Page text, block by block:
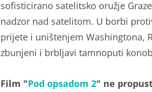
sofisticirano satelitsko oružje
nadzor nad satelitom. U borbi
prijete i uništenjem Washingtona,
zbunjeni i brbljavi tamnoputi
Film "Pod opsadom 2" ne